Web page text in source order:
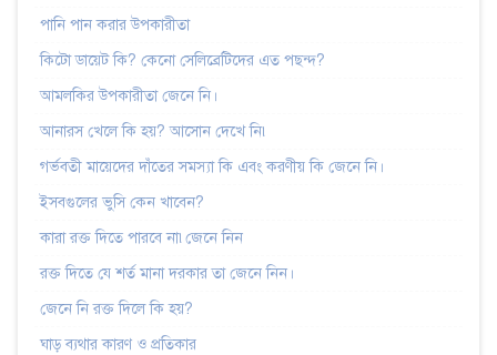
পানি পান করার উপকারীতা
কিটো ডায়েট কি? কেনো সেলিব্রেটিদের এত পছন্দ?
আমলকির উপকারীতা জেনে নি।
আনারস খেলে কি হয়? আসোন দেখে নি৷
গর্ভবতী মায়েদের দাঁতের সমস্যা কি এবং করণীয় কি জেনে নি।
ইসবগুলের ভুসি কেন খাবেন?
কারা রক্ত দিতে পারবে না৷জেনে নিন
রক্ত দিতে যে শর্ত মানা দরকার তা জেনে নিন।
জেনে নি রক্ত দিলে কি হয়?
ঘাড় ব্যথার কারণ ও প্রতিকার